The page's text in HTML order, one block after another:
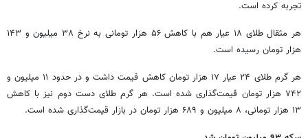
تجربه کرده است.
هر مثقال طلای ۱۸ عیار هم با کاهش ۵۶ هزار تومانی به نرخ ۳۸ میلیون و ۱۴۳
هزار تومان رسیده است.
هر گرم طلای ۲۴ عیار ۱۷ هزار تومان کاهش قیمت داشت و در حدود ۱۱ میلیون و
۷۴۲ هزار تومان قیمت‌گذاری شده است. هر گرم طلای دست دوم نیز با کاهش
۱۳ هزار تومانی، ۸ میلیون و ۶۸۹ هزار تومان در بازار قیمت‌گذاری شده است.